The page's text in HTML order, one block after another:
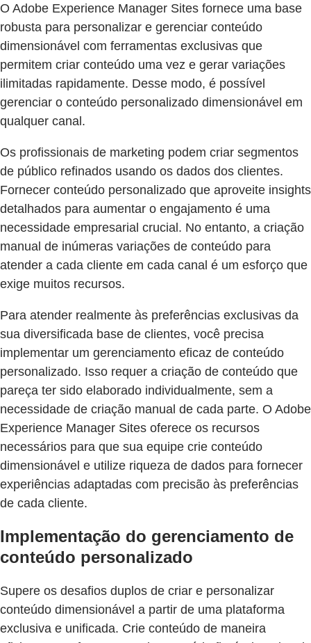
O Adobe Experience Manager Sites fornece uma base
robusta para personalizar e gerenciar conteúdo
dimensionável com ferramentas exclusivas que
permitem criar conteúdo uma vez e gerar variações
ilimitadas rapidamente. Desse modo, é possível
gerenciar o conteúdo personalizado dimensionável em
qualquer canal.
Os profissionais de marketing podem criar segmentos
de público refinados usando os dados dos clientes.
Fornecer conteúdo personalizado que aproveite insights
detalhados para aumentar o engajamento é uma
necessidade empresarial crucial. No entanto, a criação
manual de inúmeras variações de conteúdo para
atender a cada cliente em cada canal é um esforço que
exige muitos recursos.
Para atender realmente às preferências exclusivas da
sua diversificada base de clientes, você precisa
implementar um gerenciamento eficaz de conteúdo
personalizado. Isso requer a criação de conteúdo que
pareça ter sido elaborado individualmente, sem a
necessidade de criação manual de cada parte. O Adobe
Experience Manager Sites oferece os recursos
necessários para que sua equipe crie conteúdo
dimensionável e utilize riqueza de dados para fornecer
experiências adaptadas com precisão às preferências
de cada cliente.
Implementação do gerenciamento de
conteúdo personalizado
Supere os desafios duplos de criar e personalizar
conteúdo dimensionável a partir de uma plataforma
exclusiva e unificada. Crie conteúdo de maneira